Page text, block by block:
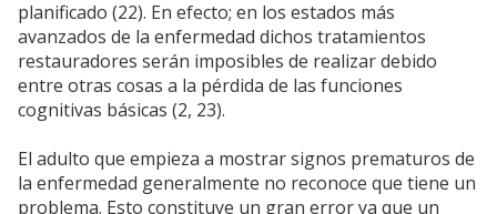
planificado (22). En efecto; en los estados más
avanzados de la enfermedad dichos tratamientos
restauradores serán imposibles de realizar debido
entre otras cosas a la pérdida de las funciones
cognitivas básicas (2, 23).
El adulto que empieza a mostrar signos prematuros de
la enfermedad generalmente no reconoce que tiene un
problema. Esto constituye un gran error ya que un